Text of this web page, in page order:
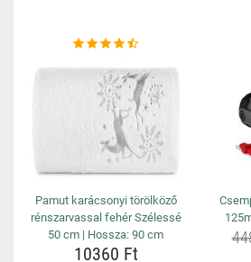
Pamut karácsonyi törölköző
rénszarvassal fehér Szélessé
50 cm | Hossza: 90 cm
10360 Ft